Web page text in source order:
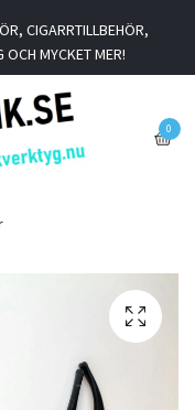
CIGARRTILLBEHÖR,
MYCKET MER!
0